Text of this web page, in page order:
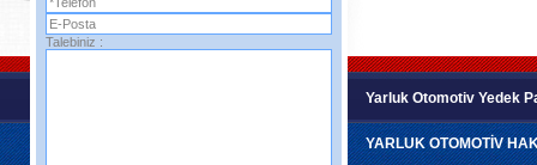
Talebiniz :
Yarluk Otomotiv Yedek
YARLUK OTOMOTİV